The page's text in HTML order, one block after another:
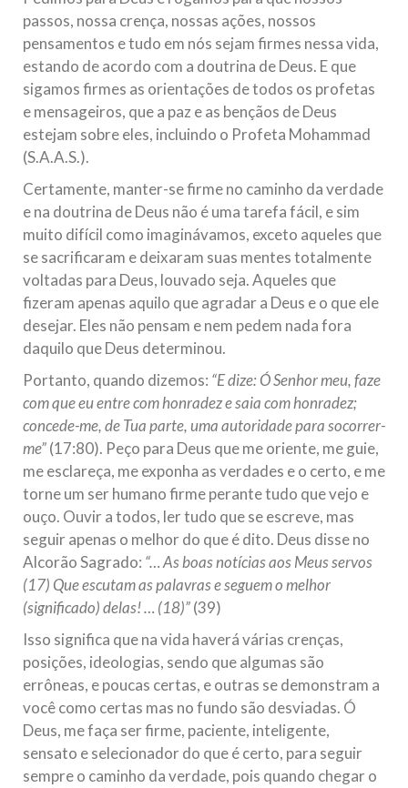
passos, nossa crença, nossas ações, nossos
pensamentos e tudo em nós sejam firmes nessa vida,
estando de acordo com a doutrina de Deus. E que
sigamos firmes as orientações de todos os profetas
e mensageiros, que a paz e as bençãos de Deus
estejam sobre eles, incluindo o Profeta Mohammad
(S.A.A.S.).
Certamente, manter-se firme no caminho da verdade
e na doutrina de Deus não é uma tarefa fácil, e sim
muito difícil como imaginávamos, exceto aqueles que
se sacrificaram e deixaram suas mentes totalmente
voltadas para Deus, louvado seja. Aqueles que
fizeram apenas aquilo que agradar a Deus e o que ele
desejar. Eles não pensam e nem pedem nada fora
daquilo que Deus determinou.
Portanto, quando dizemos: “E dize: Ó Senhor meu, faze
com que eu entre com honradez e saia com honradez;
concede-me, de Tua parte, uma autoridade para socorrer-
me”(17:80). Peço para Deus que me oriente, me guie,
me esclareça, me exponha as verdades e o certo, e me
torne um ser humano firme perante tudo que vejo e
ouço. Ouvir a todos, ler tudo que se escreve, mas
seguir apenas o melhor do que é dito. Deus disse no
Alcorão Sagrado: “… As boas notícias aos Meus servos
(17) Que escutam as palavras e seguem o melhor
(significado) delas! … (18)”(39)
Isso significa que na vida haverá várias crenças,
posições, ideologias, sendo que algumas são
errôneas, e poucas certas, e outras se demonstram a
você como certas mas no fundo são desviadas. Ó
Deus, me faça ser firme, paciente, inteligente,
sensato e selecionador do que é certo, para seguir
sempre o caminho da verdade, pois quando chegar o